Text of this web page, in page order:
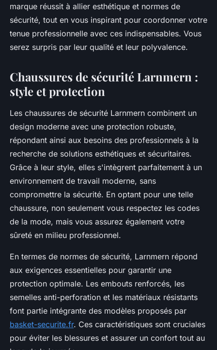
marque réussit à allier esthétique et normes de
sécurité, tout en vous inspirant pour coordonner votre
tenue professionnelle avec ces indispensables. Vous
serez surpris par leur qualité et leur polyvalence.
Chaussures de sécurité Larnmern :
style et protection
Les chaussures de sécurité Larnmern combinent un
design moderne avec une protection robuste,
répondant ainsi aux besoins des professionnels à la
recherche de solutions esthétiques et sécuritaires.
Grâce à leur style, elles s'intègrent parfaitement à un
environnement de travail moderne, sans
compromettre la sécurité. En optant pour une telle
chaussure, non seulement vous respectez les codes
de la mode, mais vous assurez également votre
sûreté en milieu professionnel.
En termes de normes de sécurité, Larnmern répond
aux exigences essentielles pour garantir une
protection optimale. Les embouts renforcés, les
semelles anti-perforation et les matériaux résistants
font partie intégrante des modèles proposés par
basket-securite.fr. Ces caractéristiques sont cruciales
pour éviter les blessures et assurer un confort tout au